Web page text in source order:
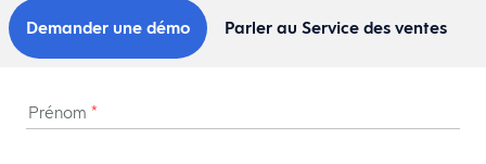
Demander une démo Parler au Service des ventes
Prénom *